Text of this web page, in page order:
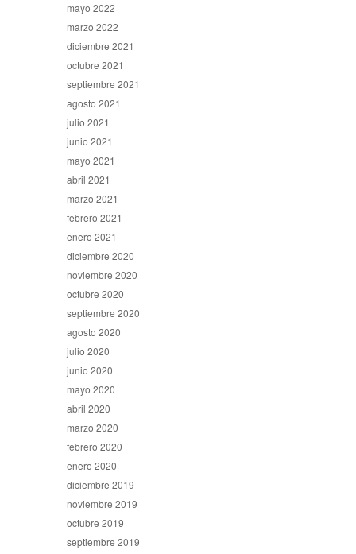
mayo 2022
marzo 2022
diciembre 2021
octubre 2021
septiembre 2021
agosto 2021
julio 2021
junio 2021
mayo 2021
abril 2021
marzo 2021
febrero 2021
enero 2021
diciembre 2020
noviembre 2020
octubre 2020
septiembre 2020
agosto 2020
julio 2020
junio 2020
mayo 2020
abril 2020
marzo 2020
febrero 2020
enero 2020
diciembre 2019
noviembre 2019
octubre 2019
septiembre 2019